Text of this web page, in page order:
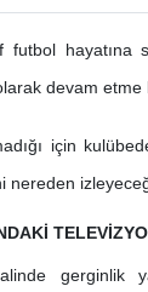
futbol hayatına
devam etme
için
nereden
gerginlik